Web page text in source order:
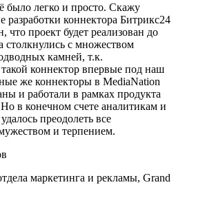
было легко и просто. Скажу
разработки коннектора Битрикс24
что проект будет реализован до
столкнулись с множеством
камней, т.к.
такой коннектор впервые под наш
же коннекторы в MediaNation
и работали в рамках продукта
в конечном счете аналитикам и
преодолеть все
и терпением.
маркетинга и рекламы, Grand